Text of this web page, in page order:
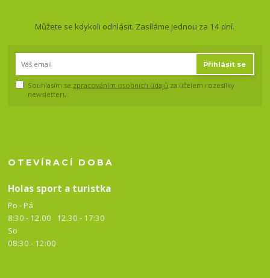
Můžete se kdykoli odhlásit. Zasíláme jednou za 14 dní.
Přihlásit se
Souhlasím se zpracováním osobních údajů za účelem rozesílky
newsletteru.
OTEVÍRACÍ DOBA
Holas sport a turistka
Po - Pá
8:30 - 12.00 12.30 - 17:30
So
08:30 - 12:00